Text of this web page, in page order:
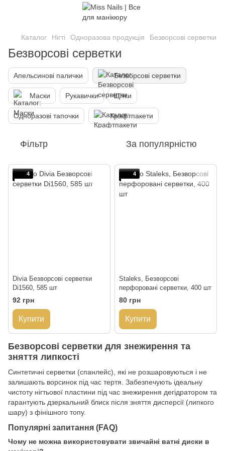
Каталог Нігті Одноразова продукція Безворсові серветки
Безворсові серветки
Апельсинові палички Безворсові серветки
Маски Рукавички Щітки
Одноразові тапочки Крафтпакети
Фільтр За популярністю
4
Divia Безворсові серветки
Di1560, 585 шт
92 грн
Купити
4
Staleks, Безворсові
перфоровані серветки, 400 шт
80 грн
Купити
Безворсові серветки для знежирення та
зняття липкості
Синтетичні серветки (спанлейс), які не розшаровуються і не
залишають ворсинок під час тертя. Забезпечують ідеальну
чистоту нігтьової пластини під час знежирення дегідратором та
гарантують дзеркальний блиск після зняття дисперсії (липкого
шару) з фінішного топу.
Популярні запитання (FAQ)
Чому не можна використовувати звичайні ватні диски в